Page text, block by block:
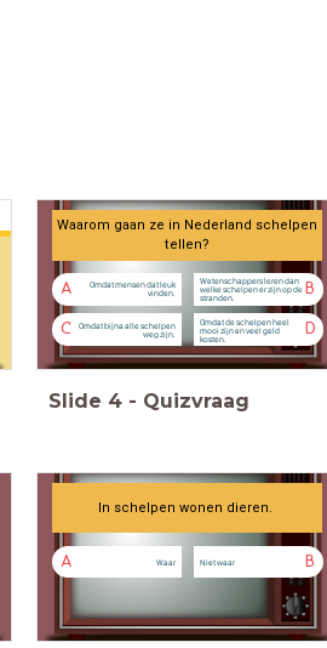
Waarom gaan ze in Nederland schelpen
tellen?
A Omdat mensen dat leuk
vinden. B
Wetenschappers leren dan
welke schelpen er zijn op de
stranden.
C Omdat bijna alle schelpen
weg zijn. D
Omdat de schelpen heel
mooi zijn en veel geld
kosten.
Slide 4 - Quizvraag
In schelpen wonen dieren.
A Waar B
Niet waar